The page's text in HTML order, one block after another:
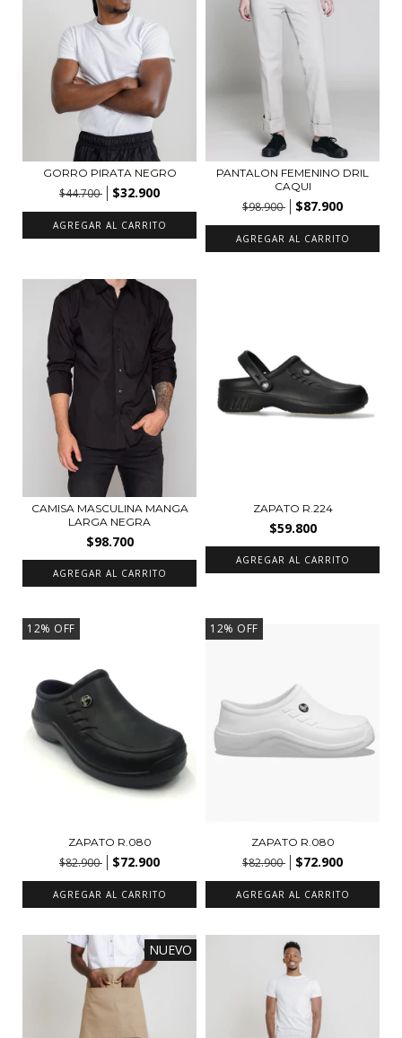
GORRO PIRATA NEGRO
$44.700 $32.900
AGREGAR AL CARRITO
PANTALON FEMENINO DRIL
CAQUI
$98.900 $87.900
AGREGAR AL CARRITO
CAMISA MASCULINA MANGA
LARGA NEGRA
$98.700
AGREGAR AL CARRITO
ZAPATO R.224
$59.800
AGREGAR AL CARRITO
12% OFF
ZAPATO R.080
$82.900 $72.900
AGREGAR AL CARRITO
12% OFF
ZAPATO R.080
$82.900 $72.900
AGREGAR AL CARRITO
NUEVO